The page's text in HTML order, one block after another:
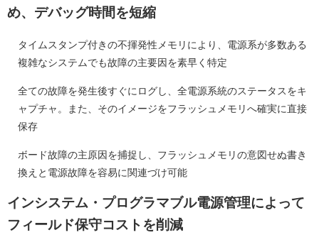
め、デバッグ時間を短縮
タイムスタンプ付きの不揮発性メモリにより、電源系が多数ある
複雑なシステムでも故障の主要因を素早く特定
全ての故障を発生後すぐにログし、全電源系統のステータスをキ
ャプチャ。また、そのイメージをフラッシュメモリへ確実に直接
保存
ボード故障の主原因を捕捉し、フラッシュメモリの意図せぬ書き
換えと電源故障を容易に関連づけ可能
インシステム・プログラマブル電源管理によって
フィールド保守コストを削減